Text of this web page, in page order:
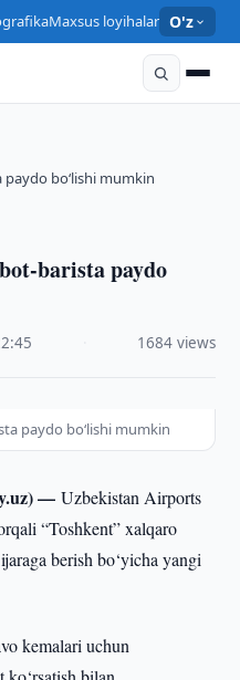
Maxsus loyihalar O'z
bo‘lishi mumkin
barista paydo
1684 views
paydo bo‘lishi mumkin
—Uzbekistan Airports
“Toshkent” xalqaro
berish bo‘yicha yangi
kemalari uchun